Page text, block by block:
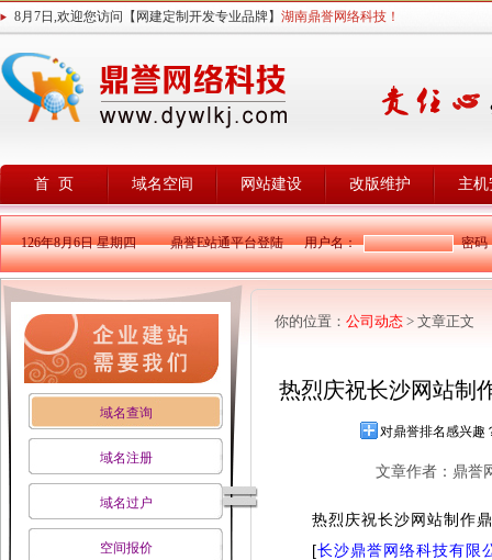
8月7日,欢迎您访问【网建定制开发专业品牌】 湖南鼎誉网络科技！
首 页 域名空间 网站建设 改版维护 主机
126年8月6日 星期四 鼎誉E站通平台登陆 用户名： 密码
域名查询
域名注册
域名过户
空间报价
你的位置： 公司动态 > 文章正文
热烈庆祝长沙网站制
对鼎誉排名感兴趣
文章作者：鼎誉
热烈庆祝长沙网站制作
[长沙鼎誉网络科技有限